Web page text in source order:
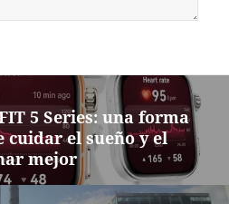
5 Series: una forma
cuidar el sueño y el
mejor